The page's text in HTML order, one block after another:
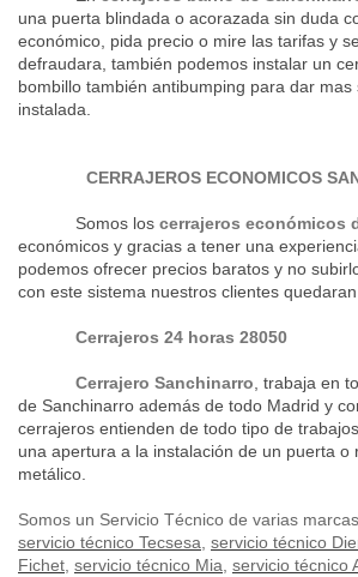
una puerta blindada o acorazada sin duda
económico, pida precio o mire las tarifas y
defraudara, también podemos instalar un
bombillo también antibumping para dar
instalada.
CERRAJEROS ECONOMICOS
Somos los cerrajeros económicos
económicos y gracias a tener una
podemos ofrecer precios baratos y no
con este sistema nuestros clientes
Cerrajeros 24 horas 28050
Cerrajero Sanchinarro, trabaja en
de Sanchinarro además de todo Madrid y
cerrajeros entienden de todo tipo de
una apertura a la instalación de un puerta o
metálico.
Somos un Servicio Técnico de varias
servicio técnico Tecsesa, servicio técnico
Fichet, servicio técnico Mia, servicio técnico